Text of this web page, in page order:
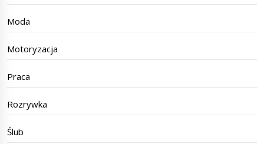
Moda
Motoryzacja
Praca
Rozrywka
Ślub